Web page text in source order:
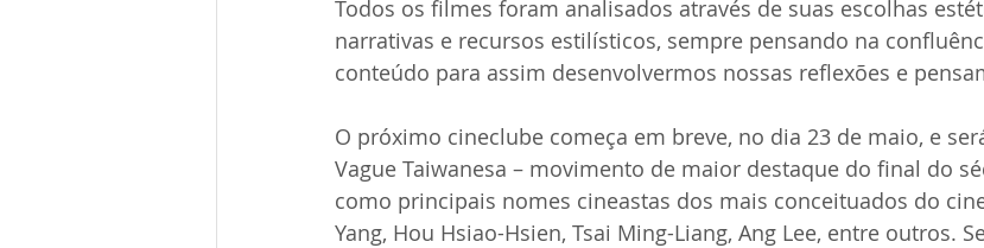
Todos os filmes foram analisados através de suas escolhas
narrativas e recursos estilísticos, sempre pensando na
conteúdo para assim desenvolvermos nossas reflexões e
O próximo cineclube começa em breve, no dia 23 de maio, e
Vague Taiwanesa – movimento de maior destaque do final do
como principais nomes cineastas dos mais conceituados do
Yang, Hou Hsiao-Hsien, Tsai Ming-Liang, Ang Lee, entre outros.